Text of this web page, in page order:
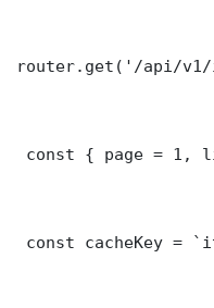
router.get('/api/
const { page = 1,
const cacheKey =